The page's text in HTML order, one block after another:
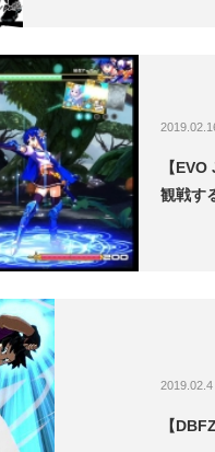
【
観戦す
2019.02.4
【